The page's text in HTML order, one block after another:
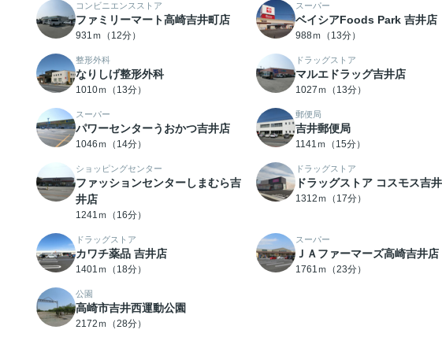
コンビニエンスストア
ファミリーマート高崎吉井町店
931ｍ（12分）
スーパー
ベイシアFoods Park 吉井店
988ｍ（13分）
整形外科
なりしげ整形外科
1010ｍ（13分）
ドラッグストア
マルエドラッグ吉井店
1027ｍ（13分）
スーパー
パワーセンターうおかつ吉井店
1046ｍ（14分）
郵便局
吉井郵便局
1141ｍ（15分）
ショッピングセンター
ファッションセンターしまむら吉
井店
1241ｍ（16分）
ドラッグストア
ドラッグストア コスモス吉
1312ｍ（17分）
ドラッグストア
カワチ薬品 吉井店
1401ｍ（18分）
スーパー
ＪＡファーマーズ高崎吉井店
1761ｍ（23分）
公園
高崎市吉井西運動公園
2172ｍ（28分）